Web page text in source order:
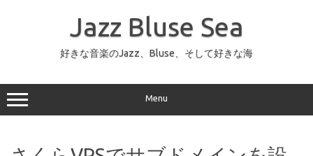
ッ
プ
Jazz Bluse Sea
好きな音楽のJazz、Bluse、そして好きな海
Menu